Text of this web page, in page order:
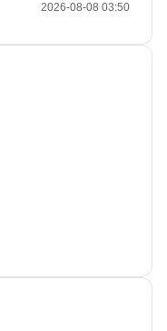
2026-08-08 03:50